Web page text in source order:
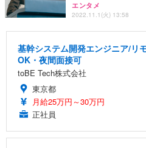
エンタメ
2022.11.1(火) 13:58
基幹システム開発エンジニア/リ
OK・夜間面接可
toBE Tech株式会社
東京都
月給25万円～30万円
正社員